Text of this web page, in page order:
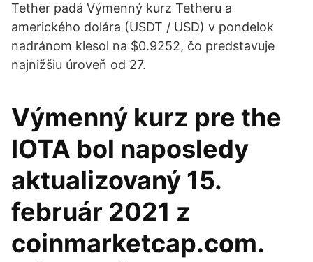
Tether padá Výmenný kurz Tetheru a
amerického dolára (USDT / USD) v pondelok
nadránom klesol na $0.9252, čo predstavuje
najnižšiu úroveň od 27.
Výmenný kurz pre the
IOTA bol naposledy
aktualizovaný 15.
február 2021 z
coinmarketcap.com.